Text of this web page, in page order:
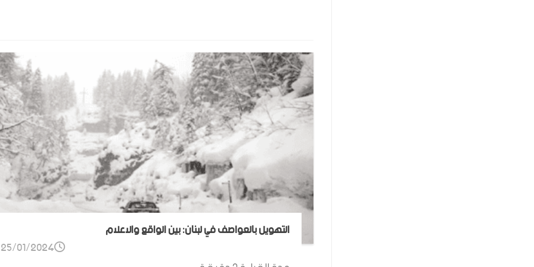
التهويل بالعواصف في لبنان: بين الواقع والاعلام
25/01/2024